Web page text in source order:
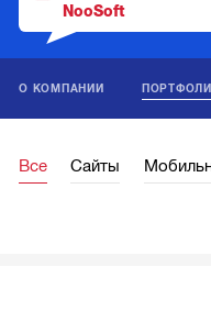
NooSoft
О КОМПАНИИ
Все Сайты